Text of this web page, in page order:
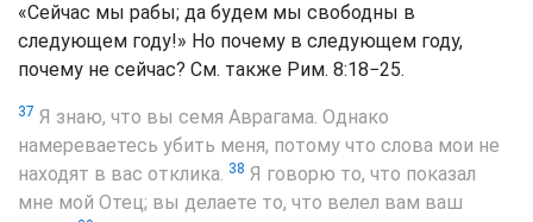
«Сейчас мы рабы; да будем мы свободны в
следующем году!» Но почему в следующем году,
почему не сейчас? См. также Рим. 8:18−25.
37 Я знаю, что вы семя Аврагама. Однако
намереваетесь убить меня, потому что слова мои не
находят в вас отклика. 38 Я говорю то, что показал
мне мой Отец; вы делаете то, что велел вам ваш